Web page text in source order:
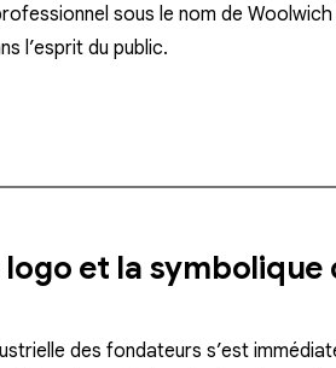
sous le nom de
l’esprit du public.
logo et la symbolique
des fondateurs s’est